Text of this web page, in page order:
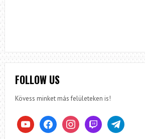
FOLLOW US
Kövess minket más felületeken is!
youtube facebookinstagramtwitch telegram